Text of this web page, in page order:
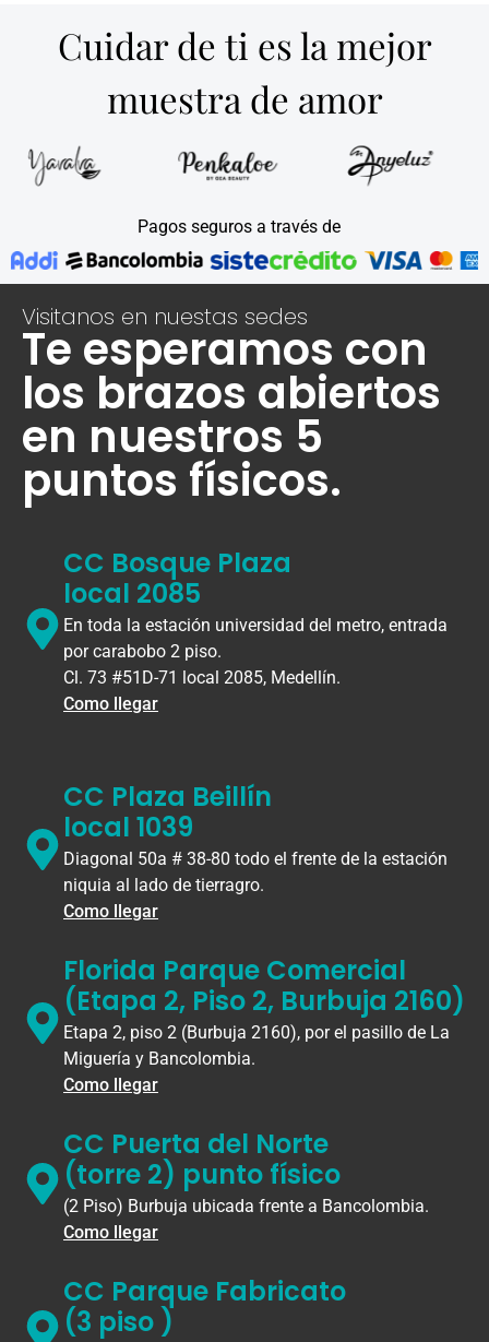
Cuidar de ti es la mejor
muestra de amor
Pagos seguros a través de
Visitanos en nuestas sedes
Te esperamos con
los brazos abiertos
en nuestros 5
puntos físicos.
CC Bosque Plaza
local 2085
En toda la estación universidad del metro, entrada
por carabobo 2 piso.
Cl. 73 #51D-71 local 2085, Medellín.
Como llegar
CC Plaza Beillín
local 1039
Diagonal 50a # 38-80 todo el frente de la estación
niquia al lado de tierragro.
Como llegar
Florida Parque Comercial
(Etapa 2, Piso 2, Burbuja 2160)
Etapa 2, piso 2 (Burbuja 2160), por el pasillo de La
Miguería y Bancolombia.
Como llegar
CC Puerta del Norte
(torre 2) punto físico
(2 Piso) Burbuja ubicada frente a Bancolombia.
Como llegar
CC Parque Fabricato
(3 piso )